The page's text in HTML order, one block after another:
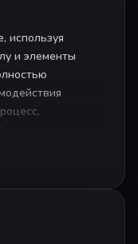
используя
и элементы
прокладывать
преимущество.